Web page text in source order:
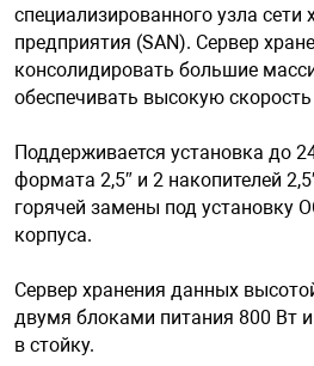
средства охраны
сигнализации
оборудование
специализированного узла сети
предприятия (SAN). Сервер
консолидировать большие
обеспечивать высокую
Поддерживается установка до
формата 2,5″ и 2 накопителей
горячей замены под установку
корпуса.
Сервер хранения данных
двумя блоками питания 800 Вт
в стойку.